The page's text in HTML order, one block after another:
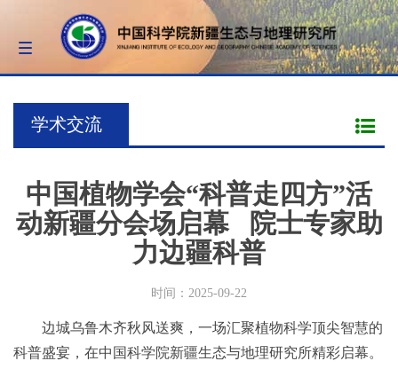
Toggle
navigation
学术交流
中国植物学会“科普走四方”活
动新疆分会场启幕 院士专家助
力边疆科普
时间：2025-09-22
边城乌鲁木齐秋风送爽，一场汇聚植物科学顶尖智慧的
科普盛宴，在中国科学院新疆生态与地理研究所精彩启幕。